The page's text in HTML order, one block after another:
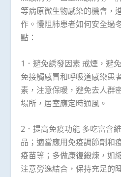
等病原微生物感染的機會，
作。慢阻肺患者如何安全過
點：
1．避免誘發因素 戒煙，避
免接觸感冒和呼吸道感染患
素，注意保暖，避免去人群
場所，居室應定時通風。
2．提高免疫功能 多吃富含
品；適當應用免疫調節劑和
疫苗等；多做康復鍛煉，如
注意勞逸結合，保持充足的